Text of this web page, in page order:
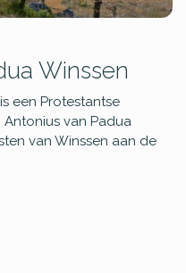
Winssen
een Protestantse
van Padua
van Winssen aan de